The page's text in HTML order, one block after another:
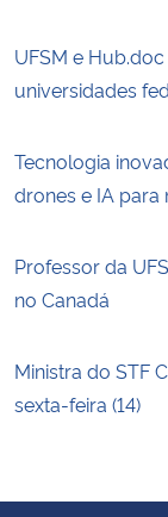
UFSM e
universidades
Tecnologia
drones e IA
Professor da
no Canadá
Ministra do STF
sexta-feira (14)